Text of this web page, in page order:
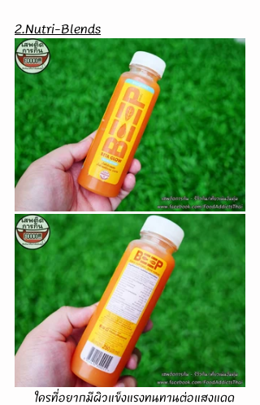
2.Nutri-Blends